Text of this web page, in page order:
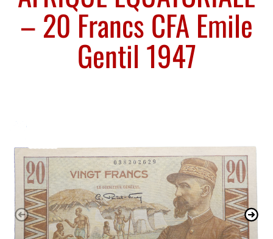
– 20 Francs CFA Emile
Gentil 1947